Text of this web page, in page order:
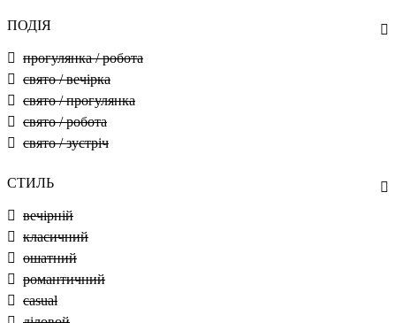
ПОДІЯ
прогулянка / робота
свято / вечірка
свято / прогулянка
свято / робота
свято / зустріч
СТИЛЬ
вечірній
класичний
ошатний
романтичний
casual